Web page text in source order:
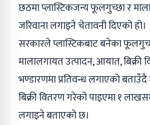
छठमा प्लास्टिकजन्य फूलगुच्छा र
जरिवाना लगाइने चेतावनी दिएको हो।
सरकारले प्लास्टिकबाट बनेका
मालालगायत उत्पादन, आयात, बिक्री
भण्डारणमा प्रतिवन्ध लगाएको
बिक्री वितरण गरेको पाइएमा १
लगाइने बताएको छ।